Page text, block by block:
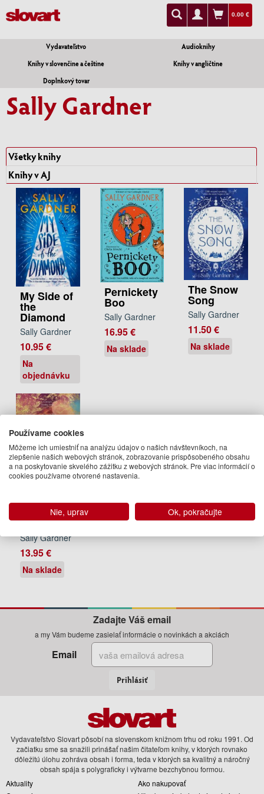
0.00 €
Vydavateľstvo
Audioknihy
Knihy v slovenčine a češtine
Knihy v angličtine
Doplnkový tovar
Sally Gardner
Všetky knihy
Knihy v AJ
My Side of
the
Diamond
Sally Gardner
10.95 €
Na
objednávku
Pernickety
Boo
Sally Gardner
16.95 €
Na sklade
The Snow
Song
Sally Gardner
11.50 €
Na sklade
The
Weather
Woman
Sally Gardner
13.95 €
Na sklade
Zadajte Váš email
a my Vám budeme zasielať informácie o novinkách a akciách
Email
Prihlásiť
Vydavateľstvo Slovart pôsobí na slovenskom knižnom trhu od roku 1991. Od
začiatku sme sa snažili prinášať našim čitateľom knihy, v ktorých rovnako
dôležitú úlohu zohráva obsah i forma, teda v ktorých sa kvalitný a náročný
obsah spája s polygraficky i výtvarne bezchybnou formou.
Aktuality
Ako nakupovať
Používame cookies
Môžeme ich umiestniť na analýzu údajov o našich návštevníkoch, na
zlepšenie našich webových stránok, zobrazovanie prispôsobeného obsahu
a na poskytovanie skvelého zážitku z webových stránok. Pre viac informácií o
cookies používame otvorené nastavenia.
Nie, uprav Ok, pokračujte